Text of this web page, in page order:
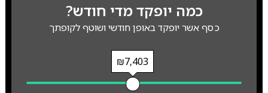
כמה יופקד מדי חודש?
כסף אשר יופקד באופן חודשי ושוטף לקופתך
₪7,403